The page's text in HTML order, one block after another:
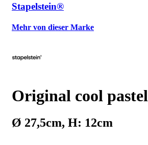
Stapelstein®
Mehr von dieser Marke
Original cool pastel
Ø 27,5cm, H: 12cm